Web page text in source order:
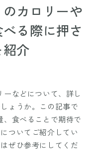
カロリーや
る際に押さ
介
などについて、詳し
ょうか。この記事で
、食べることで期待で
ついてご紹介してい
ぜひ参考にしてくだ